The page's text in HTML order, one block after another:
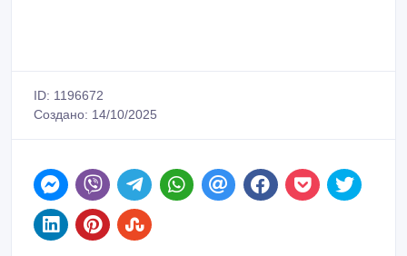
ID: 1196672
Создано: 14/10/2025